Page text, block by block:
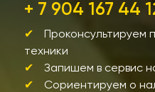
+ 7 904 167 44
техники
Запишем в сервис
Сориентируем о